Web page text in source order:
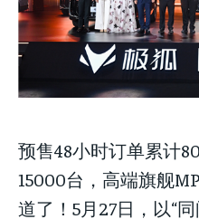
Your Profile
NEWS
NEWS LIFESTYLE
NEWS LIFESTYLE
预售48小时订单累计
15000台，高端旗舰
道了！5月27日，以“